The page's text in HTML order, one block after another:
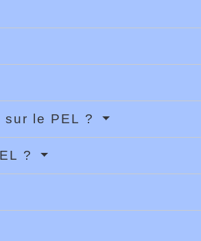
le PEL ?
?